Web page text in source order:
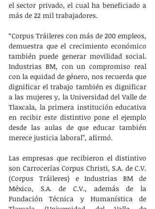
el sector privado, el cual ha beneficiado a
más de 22 mil trabajadores.
“Corpus Tráileres con más de 200 empleos,
demuestra que el crecimiento económico
también puede generar movilidad social.
Industrias BM, con un compromiso real
con la equidad de género, nos recuerda que
dignificar el trabajo también es dignificar
a las mujeres y, la Universidad del Valle de
Tlaxcala, la primera institución educativa
en recibir este distintivo pone el ejemplo
desde las aulas de que educar también
merece justicia laboral”, afirmó.
Las empresas que recibieron el distintivo
son Carrocerías Corpus Christi, S.A. de C.V.
(Corpus Tráileres) e Industrias BM de
México, S.A. de C.V., además de la
Fundación Técnica y Humanística de